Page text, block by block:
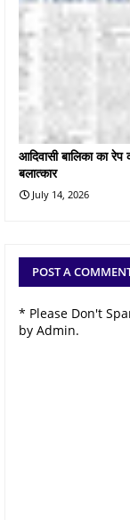
आदिवासी बालिका का
बलात्कार
July 14, 2026
POST A
* Please Don't
by Admin.